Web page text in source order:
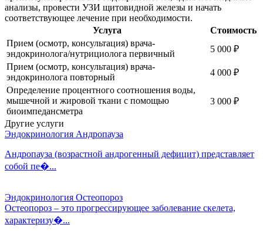
анализы, провести УЗИ щитовидной железы и начать
соответствующее лечение при необходимости.
Услуга
Стоимость
Прием (осмотр, консультация) врача-
эндокринолога/нутрициолога первичный
5 000 ₽
Прием (осмотр, консультация) врача-
эндокринолога повторный
4 000 ₽
Определение процентного соотношения воды,
мышечной и жировой ткани с помощью
биоимпедансметра
3 000 ₽
Другие услуги
Эндокринология Андропауза
Андропауза (возрастной андрогенный дефицит) представляет
собой пе�...
Эндокринология Остеопороз
Остеопороз – это прогрессирующее заболевание скелета,
характеризу�...